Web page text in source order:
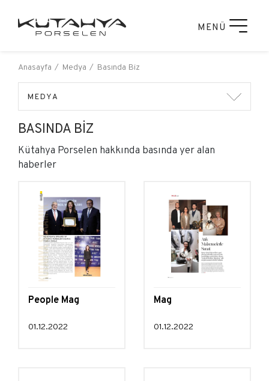
MENÜ
Anasayfa Medya Basında Biz
MEDYA
BASINDA BIZ
Kütahya Porselen hakkında basında yer alan
haberler
People Mag
01.12.2022
Mag
01.12.2022